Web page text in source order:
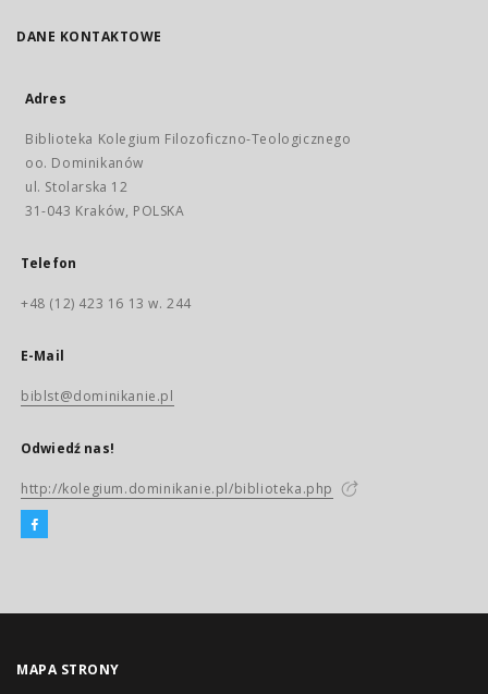
DANE KONTAKTOWE
Adres
Biblioteka Kolegium Filozoficzno-Teologicznego
oo. Dominikanów
ul. Stolarska 12
31-043 Kraków, POLSKA
Telefon
+48 (12) 423 16 13 w. 244
E-Mail
biblst@dominikanie.pl
Odwiedź nas!
http://kolegium.dominikanie.pl/biblioteka.php
MAPA STRONY